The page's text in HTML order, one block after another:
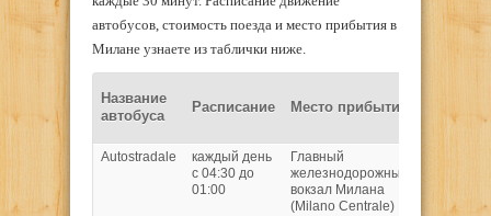
автобусов, стоимость поезда и место прибытия в
Милане узнаете из таблички ниже.
Название
автобуса
Расписание Место прибытия
в Евро
Autostradale
каждый день
с 04:30 до
01:00
Главный
железнодорожный
вокзал Милана
(Milano Centrale)
€10 –